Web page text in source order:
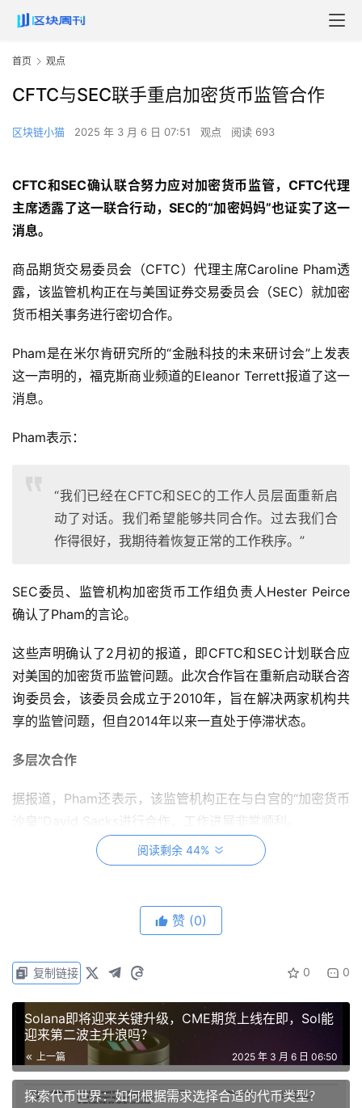
首页 观点
CFTC与SEC联手重启加密货币监管合作
区块链小猫 2025 年 3 月 6 日 07:51 观点 阅读 693
CFTC和SEC确认联合努力应对加密货币监管，CFTC代理
主席透露了这一联合行动，SEC的“加密妈妈”也证实了这一
消息。
商品期货交易委员会（CFTC）代理主席Caroline Pham透
露，该监管机构正在与美国证券交易委员会（SEC）就加密
货币相关事务进行密切合作。
Pham是在米尔肯研究所的“金融科技的未来研讨会”上发表
这一声明的，福克斯商业频道的Eleanor Terrett报道了这一
消息。
Pham表示：
“我们已经在CFTC和SEC的工作人员层面重新启
动了对话。我们希望能够共同合作。过去我们合
作得很好，我期待着恢复正常的工作秩序。”
SEC委员、监管机构加密货币工作组负责人Hester Peirce
确认了Pham的言论。
这些声明确认了2月初的报道，即CFTC和SEC计划联合应
对美国的加密货币监管问题。此次合作旨在重新启动联合咨
询委员会，该委员会成立于2010年，旨在解决两家机构共
享的监管问题，但自2014年以来一直处于停滞状态。
多层次合作
据报道，Pham还表示，该监管机构正在与白宫的“加密货币
沙皇”David Sacks进行合作，工作进展非常顺利。
Peirce补充道，能够有一个“致力于加密货币明确性”的政府
币工作组正在努力界定SEC不应监管的领域。
道：
“受规则影响的人应该有参与制定规则的机会。”
关于公众参与监管事务，SEC的加密货币工作组最近宣布将
举行一系列关于加密货币规则制定的公开和在线圆桌会议。
阅读剩余 44%
赞 (0)
0 0
复制链接
Solana即将迎来关键升级，CME期货上线在即，Sol能
迎来第二波主升浪吗？
上一篇 2025 年 3 月 6 日 06:50
探索代币世界：如何根据需求选择合适的代币类型？